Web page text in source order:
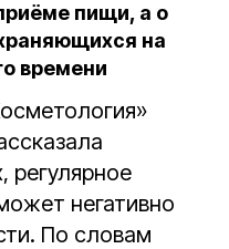
пищи, а о
на
времени
регулярное
негативно
По словам